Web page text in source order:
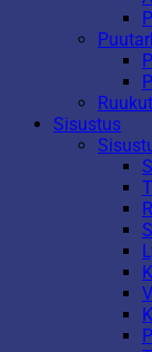
Sisustus